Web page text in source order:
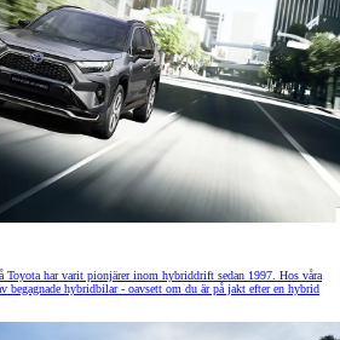
har varit pionjärer inom hybriddrift sedan 1997. Hos våra
begagnade hybridbilar - oavsett om du är på jakt efter en hybrid